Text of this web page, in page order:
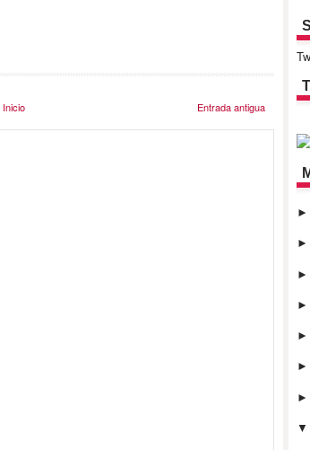
Entrada antigua
Inicio
►
►
►
►
►
►
►
▼